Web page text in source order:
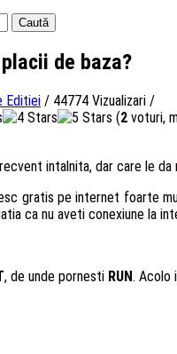
de baza?
Editiei / 44774 Vizualizari /
(2 voturi,
intalnita, dar care le da
gratis pe internet foarte
ca nu aveti conexiune la
, de unde pornesti RUN. Acolo